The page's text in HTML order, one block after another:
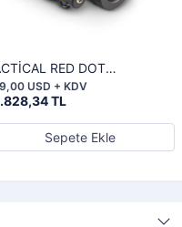
RED DOT
LİGHT
TL
USD + KDV
Sepete Ekle